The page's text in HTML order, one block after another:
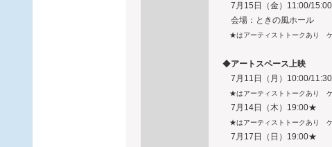
7月15日（金）11:00/
会場：ときの風ホール
★はアーティストトークあり ゲ
◆アートスペース上映
7月11日（月）10:00/
★はアーティストトークあり ゲ
7月14日（木）19:00★
★はアーティストトークあり ゲ
7月17日（日）19:00★